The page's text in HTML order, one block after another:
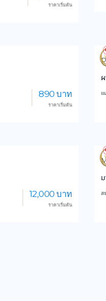
ราคาเริ่มต้น
890 บาท
ราคาเริ่มต้น
แ
12,000 บาท
ราคาเริ่มต้น
ส